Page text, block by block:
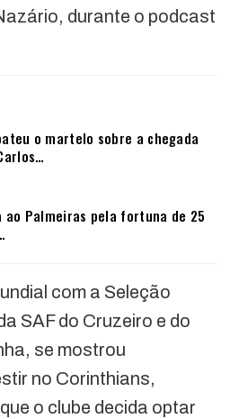
durante o podcast
o martelo sobre a chegada
ao Palmeiras pela fortuna de 25
com a Seleção
SAF do Cruzeiro e do
se mostrou
no Corinthians,
o clube decida optar